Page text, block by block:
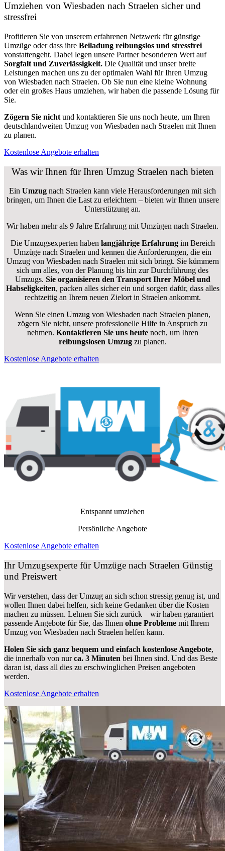
Umziehen von Wiesbaden nach Straelen sicher und
stressfrei
Profitieren Sie von unserem erfahrenen Netzwerk für günstige
Umzüge oder dass ihre Beiladung reibungslos und stressfrei
vonstattengeht. Dabei legen unsere Partner besonderen Wert auf
Sorgfalt und Zuverlässigkeit. Die Qualität und unser breite
Leistungen machen uns zu der optimalen Wahl für Ihren Umzug
von Wiesbaden nach Straelen. Ob Sie nun eine kleine Wohnung
oder ein großes Haus umziehen, wir haben die passende Lösung für
Sie.
Zögern Sie nicht und kontaktieren Sie uns noch heute, um Ihren
deutschlandweiten Umzug von Wiesbaden nach Straelen mit Ihnen
zu planen.
Kostenlose Angebote erhalten
Was wir Ihnen für Ihren Umzug Straelen nach bieten
Ein Umzug nach Straelen kann viele Herausforderungen mit sich
bringen, um Ihnen die Last zu erleichtern – bieten wir Ihnen unsere
Unterstützung an.
Wir haben mehr als 9 Jahre Erfahrung mit Umzügen nach Straelen.
Die Umzugsexperten haben langjährige Erfahrungim Bereich
Umzüge nach Straelen und kennen die Anforderungen, die ein
Umzug von Wiesbaden nach Straelen mit sich bringt. Sie kümmern
sich um alles, von der Planung bis hin zur Durchführung des
Umzugs. Sie organisieren den Transport Ihrer Möbel und
Habseligkeiten, packen alles sicher ein und sorgen dafür, dass alles
rechtzeitig an Ihrem neuen Zielort in Straelen ankommt.
Wenn Sie einen Umzug von Wiesbaden nach Straelen planen,
zögern Sie nicht, unsere professionelle Hilfe in Anspruch zu
nehmen. Kontaktieren Sie uns heutenoch, um Ihren
reibungslosen Umzugzu planen.
Kostenlose Angebote erhalten
Entspannt umziehen
Persönliche Angebote
Kostenlose Angebote erhalten
Ihr Umzugsexperte für Umzüge nach Straelen Günstig
und Preiswert
Wir verstehen, dass der Umzug an sich schon stressig genug ist, und
wollen Ihnen dabei helfen, sich keine Gedanken über die Kosten
machen zu müssen. Lehnen Sie sich zurück – wir haben garantiert
passende Angebote für Sie, das Ihnen ohne Probleme mit Ihrem
Umzug von Wiesbaden nach Straelen helfen kann.
Holen Sie sich ganz bequem und einfach kostenlose Angebote,
die innerhalb von nurca. 3 Minuten bei Ihnen sind. Und das Beste
daran ist, dass all dies zu erschwinglichen Preisen angeboten
werden.
Kostenlose Angebote erhalten